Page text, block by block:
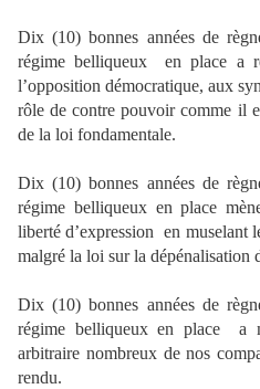
Dix (10) bonnes années de
régime belliqueux en place a
l’opposition démocratique, aux
rôle de contre pouvoir comme il
de la loi fondamentale.
Dix (10) bonnes années de
régime belliqueux en place
liberté d’expression en muselant
malgré la loi sur la dépénalisation
Dix (10) bonnes années de
régime belliqueux en place a
arbitraire nombreux de nos
rendu.